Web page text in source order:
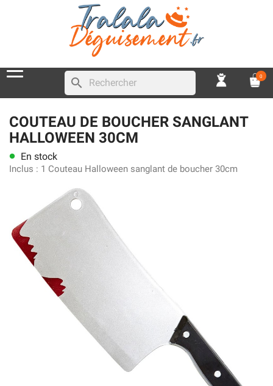
search 0
COUTEAU DE BOUCHER SANGLANT
HALLOWEEN 30CM
lens En stock
Inclus : 1 Couteau Halloween sanglant de boucher 30cm